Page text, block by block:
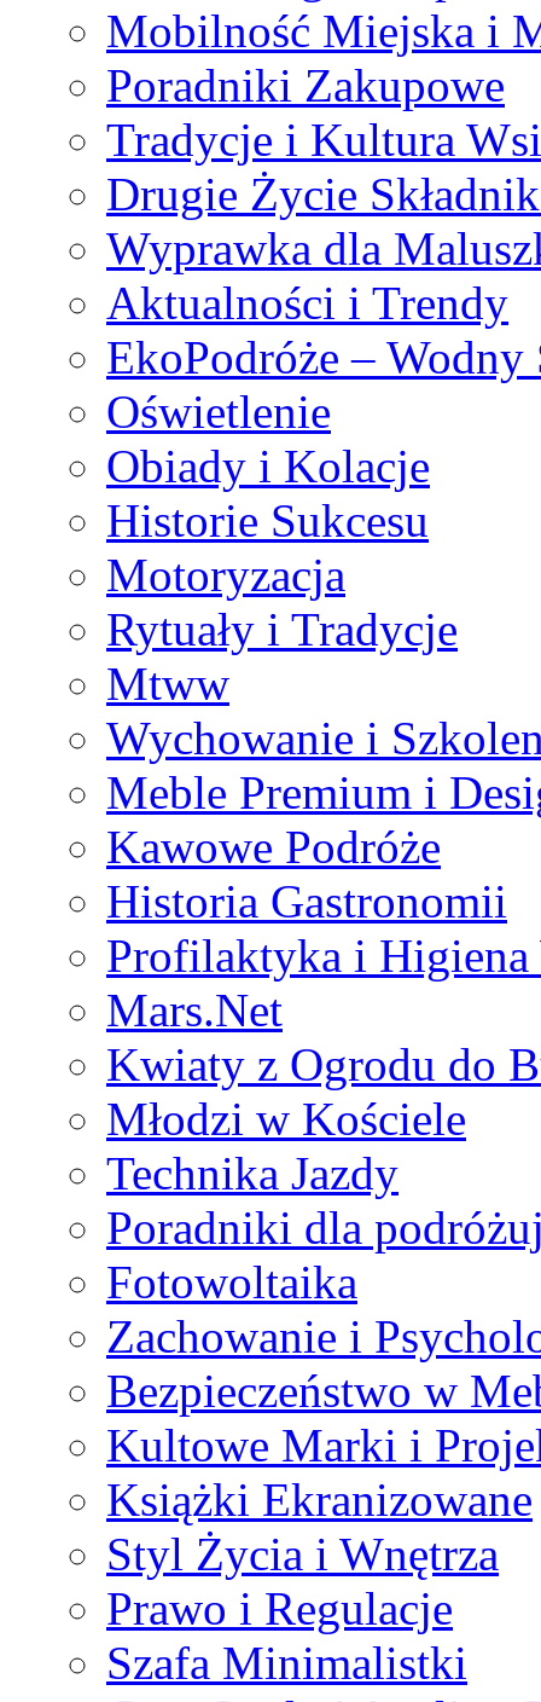
Mobilność Miejska i
Poradniki Zakupowe
Tradycje i Kultura Wsi
Drugie Życie
Wyprawka dla
Aktualności i Trendy
EkoPodróże –
Oświetlenie
Obiady i Kolacje
Historie Sukcesu
Motoryzacja
Rytuały i Tradycje
Mtww
Wychowanie i
Meble Premium i
Kawowe Podróże
Historia Gastronomii
Profilaktyka i
Mars.Net
Kwiaty z Ogrodu do
Młodzi w Kościele
Technika Jazdy
Poradniki dla
Fotowoltaika
Zachowanie i
Bezpieczeństwo w
Kultowe Marki i
Książki Ekranizowane
Styl Życia i Wnętrza
Prawo i Regulacje
Szafa Minimalistki